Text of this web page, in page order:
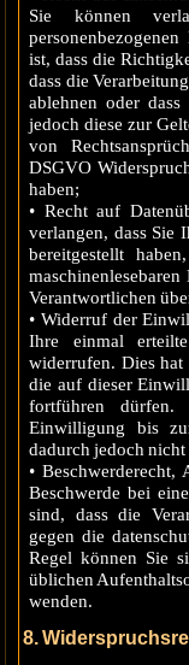
Sie können
ist, dass die
dass die
ablehnen oder
jedoch diese zur
von
DSGVO
haben;
• Recht auf
verlangen, dass Sie
bereitgestellt
Verantwortlichen
• Widerruf der
Ihre einmal
widerrufen. Dies hat
die auf dieser
fortführen dürfen.
Einwilligung bis
dadurch jedoch nicht
•
Beschwerde bei
sind, dass die
gegen die
Regel können Sie
üblichen
wenden.
8.